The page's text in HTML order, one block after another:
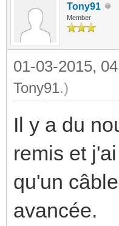
Tony91
Member
01-03-2015,
Tony91.)
Il y a du
remis et
qu'un
avancée.